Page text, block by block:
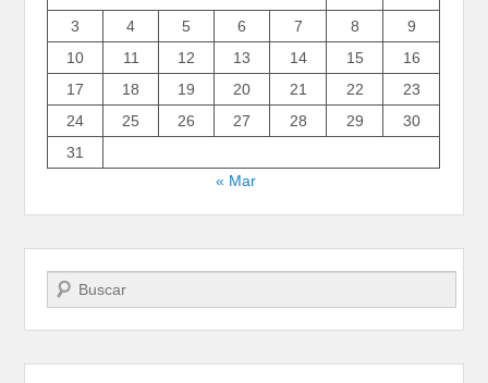
3
4 5 6 7 8
9
10
11 12 13 14 15
16
17
18 19 20 21 22
23
24
25 26 27 28 29
30
31
« Mar
Buscar